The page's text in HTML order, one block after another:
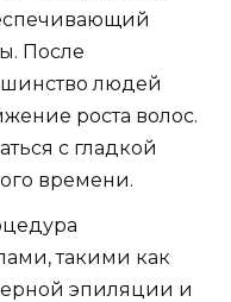
После
людей
роста волос.
с гладкой
времени.
такими как
эпиляции и